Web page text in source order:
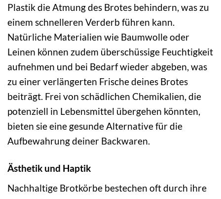
Plastik die Atmung des Brotes behindern, was zu
einem schnelleren Verderb führen kann.
Natürliche Materialien wie Baumwolle oder
Leinen können zudem überschüssige Feuchtigkeit
aufnehmen und bei Bedarf wieder abgeben, was
zu einer verlängerten Frische deines Brotes
beiträgt. Frei von schädlichen Chemikalien, die
potenziell in Lebensmittel übergehen könnten,
bieten sie eine gesunde Alternative für die
Aufbewahrung deiner Backwaren.
Ästhetik und Haptik
Nachhaltige Brotkörbe bestechen oft durch ihre